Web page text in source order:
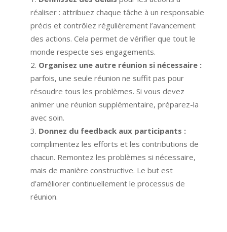
réaliser : attribuez chaque tâche à un responsable
précis et contrôlez régulièrement l’avancement
des actions. Cela permet de vérifier que tout le
monde respecte ses engagements.
Organisez une autre réunion si nécessaire :
parfois, une seule réunion ne suffit pas pour
résoudre tous les problèmes. Si vous devez
animer une réunion supplémentaire, préparez-la
avec soin.
Donnez du feedback aux participants :
complimentez les efforts et les contributions de
chacun. Remontez les problèmes si nécessaire,
mais de manière constructive. Le but est
d’améliorer continuellement le processus de
réunion.